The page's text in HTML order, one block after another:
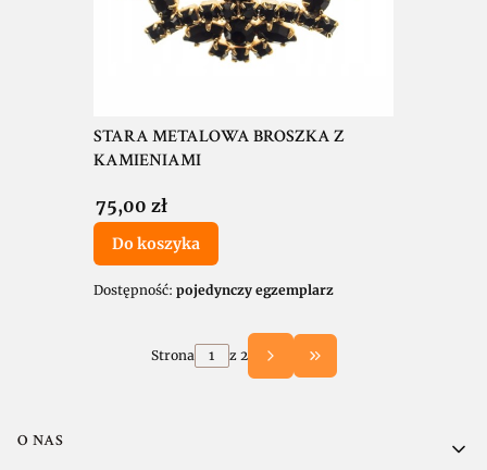
STARA METALOWA BROSZKA Z
KAMIENIAMI
Cena
75,00 zł
Do koszyka
Dostępność: pojedynczy egzemplarz
Strona z 2 Przejdź do ostatniej
Linki w stopce
O NAS